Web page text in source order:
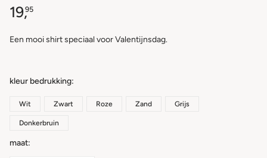
19,95
Een mooi shirt speciaal voor Valentijnsdag.
kleur bedrukking
Wit Zwart Roze Zand Grijs
Donkerbruin
maat